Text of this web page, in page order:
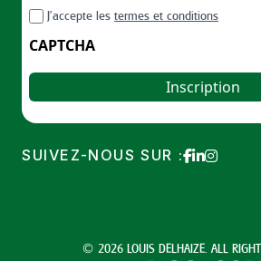
postal
RGPDJ’accepte les termes et conditions
CAPTCHA
SUIVEZ-NOUS SUR :
© 2026 LOUIS DELHAIZE. ALL